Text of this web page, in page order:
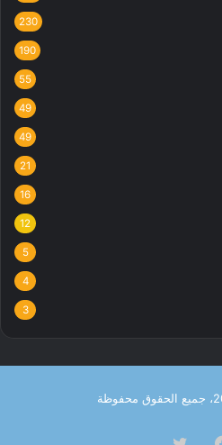
230
190
55
49
49
21
16
12
5
4
3